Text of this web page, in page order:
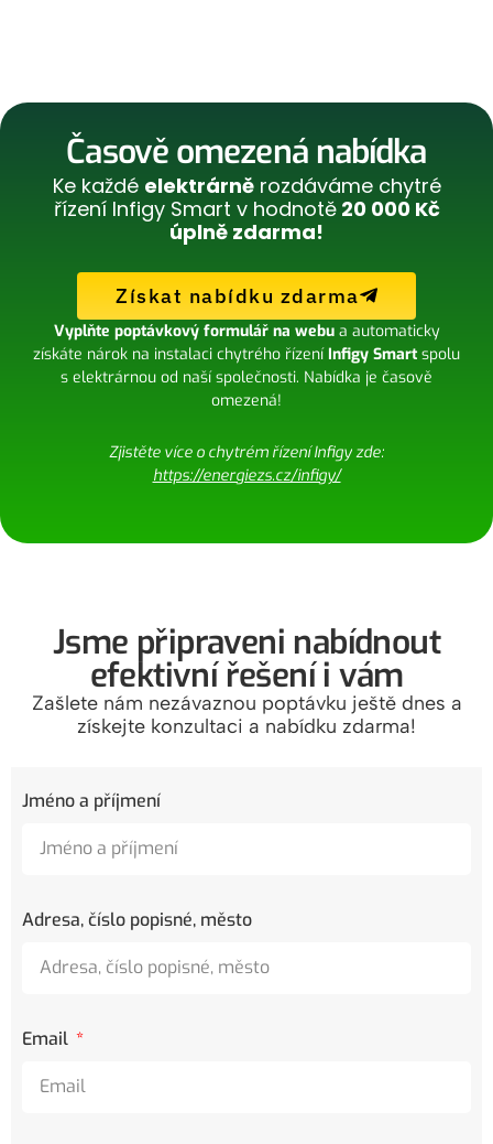
Časově omezená nabídka
Ke každé elektrárněrozdáváme chytré
řízení Infigy Smart v hodnotě20 000 Kč
úplně zdarma!
Získat nabídku zdarma
Vyplňte poptávkový formulář na webua automaticky
získáte nárok na instalaci chytrého řízeníInfigy Smart spolu
s elektrárnou od naší společnosti. Nabídka je časově
omezená!
Zjistěte více o chytrém řízení Infigy zde:
https://energiezs.cz/infigy/
Jsme připraveni nabídnout
efektivní řešení i vám
Zašlete nám nezávaznou poptávku ještě dnes a
získejte konzultaci a nabídku zdarma!
Jméno a příjmení
Adresa, číslo popisné, město
Email